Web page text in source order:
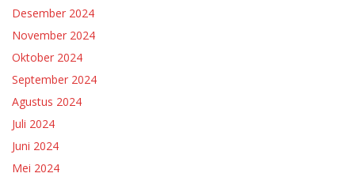
Desember 2024
November 2024
Oktober 2024
September 2024
Agustus 2024
Juli 2024
Juni 2024
Mei 2024